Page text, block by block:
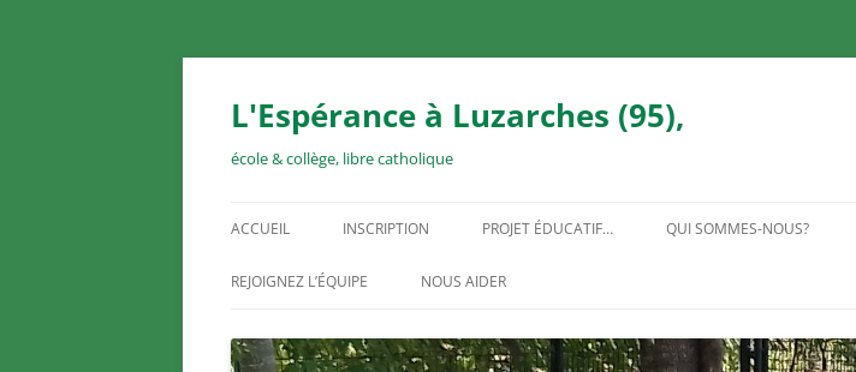
Aller
L'Espérance à Luzarches (95),
école & collège, libre catholique
ACCUEIL INSCRIPTION PROJET ÉDUCATIF… QUI SOMMES-NOUS?
REJOIGNEZ L’ÉQUIPE NOUS AIDER